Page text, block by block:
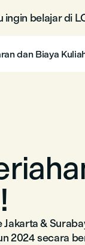
ingin belajar di
dan Biaya
Jakarta &
2024 secara